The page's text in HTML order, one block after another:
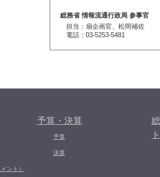
総務省 情報流通行政局 参事官
担当：扇企画官、松岡補佐
電話：03-5253-5481
ント）
予算・決算
予算
決算